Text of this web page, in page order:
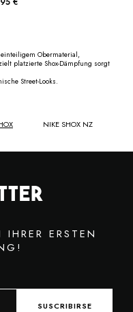
Obermaterial,
platzierte Shox-Dämpfung sorgt
Street-Looks.
NIKE SHOX NZ
ERSTEN
SUSCRIBIRSE